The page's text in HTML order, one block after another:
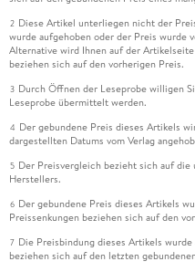
2 Diese Artikel unterliegen nicht der
wurde aufgehoben oder der Preis wurde
Alternative wird Ihnen auf der
beziehen sich auf den vorherigen Preis.
3 Durch Öffnen der Leseprobe willigen
Leseprobe übermittelt werden.
4 Der gebundene Preis dieses Artikels
dargestellten Datums vom Verlag
5 Der Preisvergleich bezieht sich auf
Herstellers.
6 Der gebundene Preis dieses Artikels
Preissenkungen beziehen sich auf den
7 Die Preisbindung dieses Artikels
beziehen sich auf den letzten